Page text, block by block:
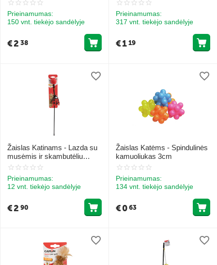
Prieinamumas:
150 vnt. tiekėjo sandėlyje
€2 38
Prieinamumas:
317 vnt. tiekėjo sandėlyje
€119
Žaislas Katinams - Lazda su
musėmis ir skambutėliu
48cm
Prieinamumas:
12 vnt. tiekėjo sandėlyje
€2 90
Žaislas Katėms - Spindulinės
kamuoliukas 3cm
Prieinamumas:
134 vnt. tiekėjo sandėlyje
€063